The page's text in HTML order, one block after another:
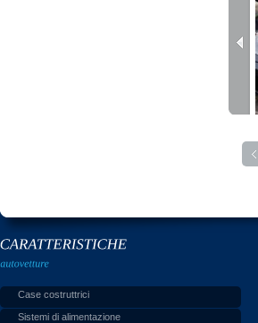
Case costruttrici
Sistemi di alimentazione